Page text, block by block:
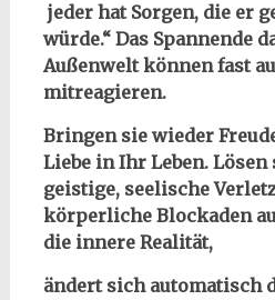
jeder hat Sorgen, die er
würde.“ Das Spannende
Außenwelt können fast
mitreagieren.
Bringen sie wieder
Liebe in Ihr Leben.
geistige, seelische
körperliche Blockaden
die innere Realität,
ändert sich automatisch